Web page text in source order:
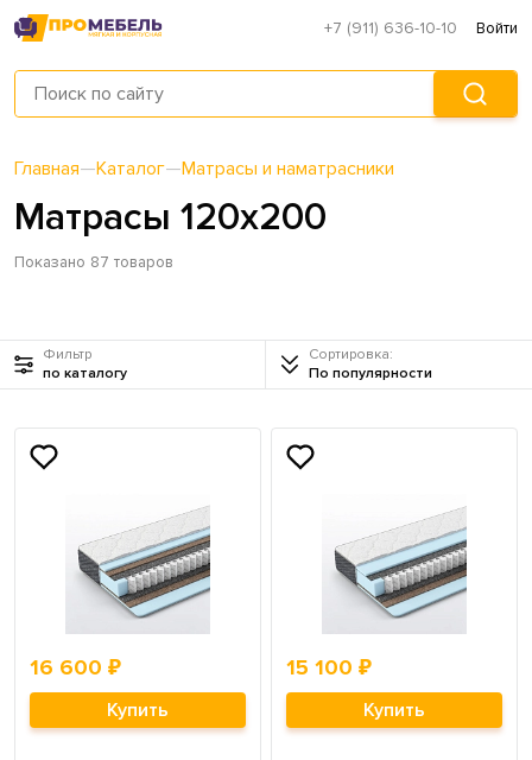
+7 (911) 636-10-10 Войти
Главная—Каталог—Матрасы и наматрасники
Матрасы 120х200
Показано 87 товаров
Фильтр
по каталогу
Сортировка:
По популярности
16 600 ₽
Купить
15 100 ₽
Купить